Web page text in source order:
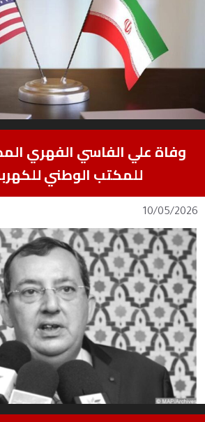
وفاة علي الفاسي الفهري
للمكتب الوطني
10/05/2026